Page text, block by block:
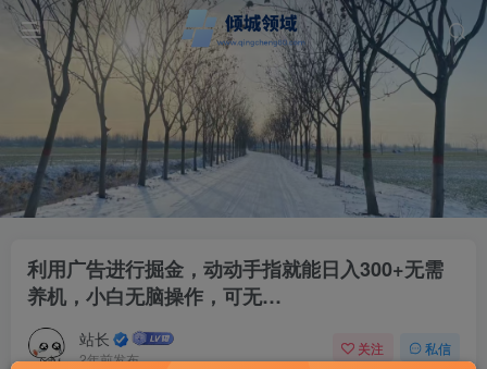
利用广告进行掘金，动动手指就能日入300+无需
养机，小白无脑操作，可无…
站长
2年前发布
关注 私信